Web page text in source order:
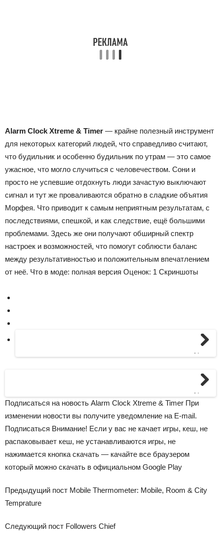
Alarm Clock Xtreme & Timer — крайне полезный инструмент
для некоторых категорий людей, что справедливо считают,
что будильник и особенно будильник по утрам — это самое
ужасное, что могло случиться с человечеством. Сони и
просто не успевшие отдохнуть люди зачастую выключают
сигнал и тут же проваливаются обратно в сладкие объятия
Морфея. Что приводит к самым неприятным результатам, с
последствиями, спешкой, и как следствие, ещё большими
проблемами. Здесь же они получают обширный спектр
настроек и возможностей, что помогут соблюсти баланс
между результативностью и положительным впечатлением
от неё. Что в моде: полная версия Оценок: 1 Скриншоты
Next
Next
Подписаться на новость Alarm Clock Xtreme & Timer При
изменении новости вы получите уведомление на E-mail.
Подписаться Внимание! Если у вас не качает игры, кеш, не
распаковывает кеш, не устанавливаются игры, не
нажимается кнопка скачать — качайте все браузером
который можно скачать в официальном Google Play
Предыдущий пост Mobile Thermometer: Mobile, Room & City
Temprature
Следующий пост Followers Chief